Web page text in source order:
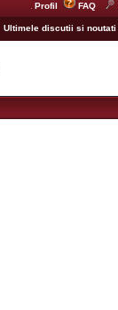
Profil FAQ
Ultimele discutii si noutati